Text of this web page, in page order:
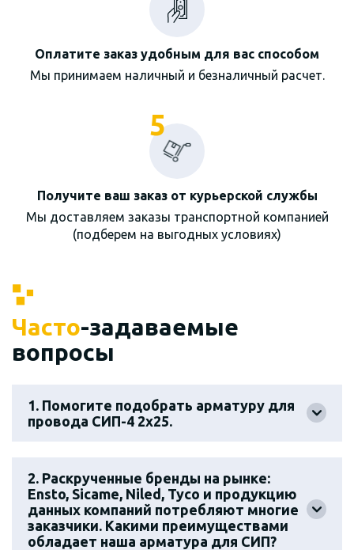
Оплатите заказ удобным для вас способом
Мы принимаем наличный и безналичный расчет.
5
Получите ваш заказ от курьерской службы
Мы доставляем заказы транспортной компанией
(подберем на выгодных условиях)
Часто-задаваемые
вопросы
1. Помогите подобрать арматуру для
провода СИП-4 2х25.
2. Раскрученные бренды на рынке:
Ensto, Sicame, Niled, Tyco и продукцию
данных компаний потребляют многие
заказчики. Какими преимуществами
обладает наша арматура для СИП?